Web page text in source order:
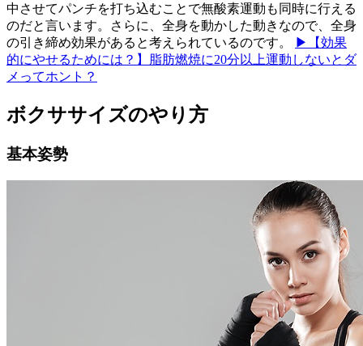
中させてパンチを打ち込むことで無酸素運動も同時に行える
のだと言います。さらに、全身を動かした動きなので、全身
の引き締め効果があると考えられているのです。
▶【効果
的にやせるためには？】脂肪燃焼に20分以上運動しないとダ
メってホント？
ボクササイズのやり方
基本姿勢